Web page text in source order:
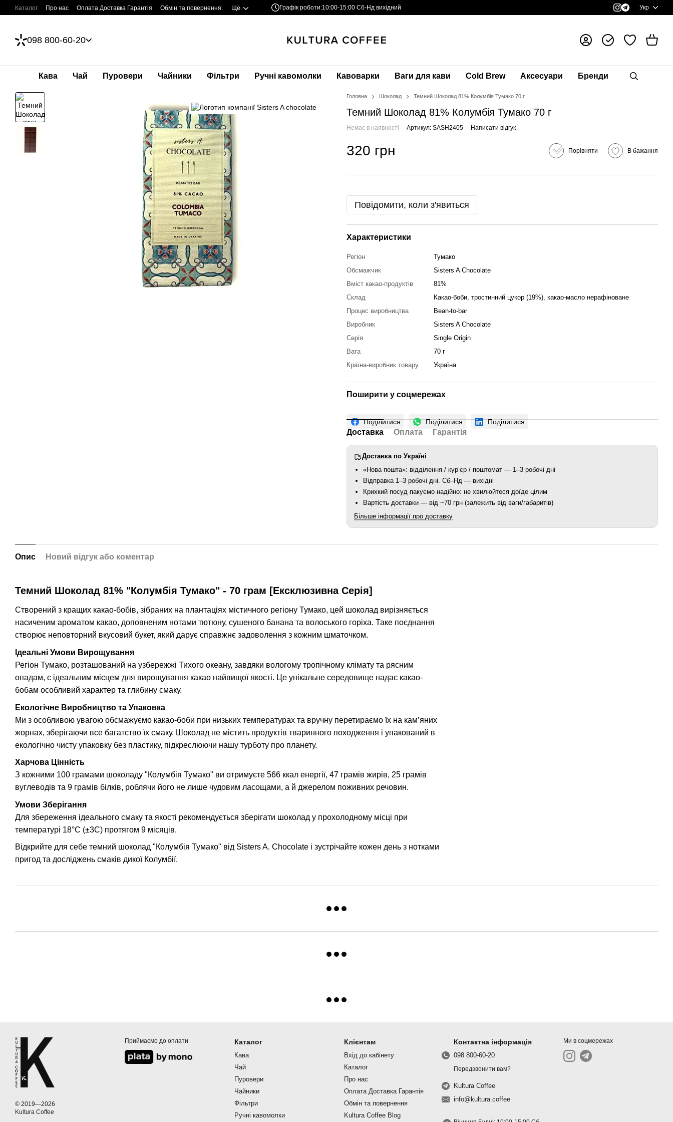
Перейти до основного контенту
Каталог Про нас Оплата Доставка Гарантія Обмін та повернення Ще Графік роботи:10:00-15:00 Сб-Нд вихідний Укр
098 800-60-20
Кава Чай Пуровери Чайники Фільтри Ручні кавомолки Кавоварки Ваги для кави Cold Brew Аксесуари Бренди
Головна Шоколад Темний Шоколад 81% Колумбія Тумако 70 г
Темний Шоколад 81% Колумбія Тумако 70 г
Немає в наявності Артикул: SASH2405 Написати відгук
320 грн Порівняти В бажання
Повідомити, коли з'явиться
Характеристики
Регіон
Тумако
Обсмажчик
Sisters A Chocolate
Вміст какао-продуктів
81%
Склад
Какао-боби, тростинний цукор (19%), какао-масло нерафіноване
Процес виробництва
Bean-to-bar
Виробник
Sisters A Chocolate
Серія
Single Origin
Вага
70 г
Країна-виробник товару
Україна
Поширити у соцмережах
Поділитися Поділитися Поділитися
Доставка Оплата Гарантія
Доставка по Україні
«Нова пошта»: відділення / кур’єр / поштомат — 1–3 робочі дні
Відправка 1–3 робочі дні. Сб–Нд — вихідні
Крихкий посуд пакуємо надійно: не хвилюйтеся доїде цілим
Вартість доставки — від ~70 грн (залежить від ваги/габаритів)
Більше інформації про доставку
Опис Новий відгук або коментар
Темний Шоколад 81% "Колумбія Тумако" - 70 грам [Ексклюзивна Серія]
Створений з кращих какао-бобів, зібраних на плантаціях містичного регіону Тумако, цей шоколад вирізняється
насиченим ароматом какао, доповненим нотами тютюну, сушеного банана та волоського горіха. Таке поєднання
створює неповторний вкусовий букет, який дарує справжнє задоволення з кожним шматочком.
Ідеальні Умови Вирощування
Регіон Тумако, розташований на узбережжі Тихого океану, завдяки вологому тропічному клімату та рясним
опадам, є ідеальним місцем для вирощування какао найвищої якості. Це унікальне середовище надає какао-
бобам особливий характер та глибину смаку.
Екологічне Виробництво та Упаковка
Ми з особливою увагою обсмажуємо какао-боби при низьких температурах та вручну перетираємо їх на кам’яних
жорнах, зберігаючи все багатство їх смаку. Шоколад не містить продуктів тваринного походження і упакований в
екологічно чисту упаковку без пластику, підкреслюючи нашу турботу про планету.
Харчова Цінність
З кожними 100 грамами шоколаду "Колумбія Тумако" ви отримуєте 566 ккал енергії, 47 грамів жирів, 25 грамів
вуглеводів та 9 грамів білків, роблячи його не лише чудовим ласощами, а й джерелом поживних речовин.
Умови Зберігання
Для збереження ідеального смаку та якості рекомендується зберігати шоколад у прохолодному місці при
температурі 18°С (±3С) протягом 9 місяців.
Відкрийте для себе темний шоколад "Колумбія Тумако" від Sisters A. Chocolate і зустрічайте кожен день з нотками
пригод та досліджень смаків дикої Колумбії.
© 2019—2026
Kultura Coffee
Приймаємо до оплати Каталог
Кава
Чай
Пуровери
Чайники
Фільтри
Ручні кавомолки
Клієнтам
Вхід до кабінету
Каталог
Про нас
Оплата Доставка Гарантія
Обмін та повернення
Kultura Coffee Blog
Контактна інформація
098 800-60-20
Передзвонити вам?
Kultura Coffee
info@kultura.coffee
Ми в соцмережах